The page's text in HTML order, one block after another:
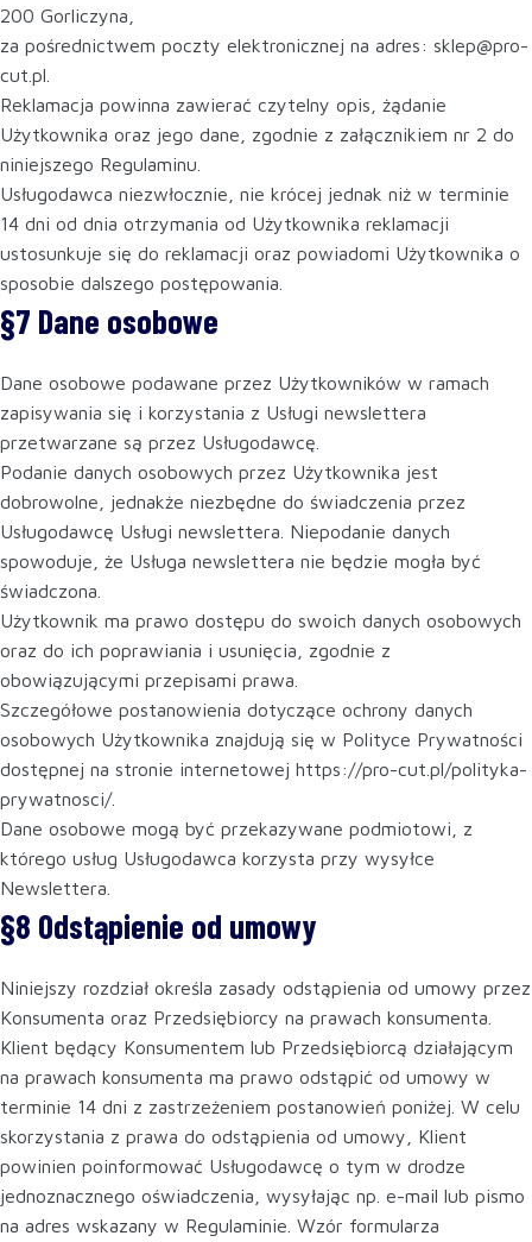
200 Gorliczyna,
za pośrednictwem poczty elektronicznej na adres: sklep@pro-
cut.pl.
Reklamacja powinna zawierać czytelny opis, żądanie
Użytkownika oraz jego dane, zgodnie z załącznikiem nr 2 do
niniejszego Regulaminu.
Usługodawca niezwłocznie, nie krócej jednak niż w terminie
14 dni od dnia otrzymania od Użytkownika reklamacji
ustosunkuje się do reklamacji oraz powiadomi Użytkownika o
sposobie dalszego postępowania.
§7 Dane osobowe
Dane osobowe podawane przez Użytkowników w ramach
zapisywania się i korzystania z Usługi newslettera
przetwarzane są przez Usługodawcę.
Podanie danych osobowych przez Użytkownika jest
dobrowolne, jednakże niezbędne do świadczenia przez
Usługodawcę Usługi newslettera. Niepodanie danych
spowoduje, że Usługa newslettera nie będzie mogła być
świadczona.
Użytkownik ma prawo dostępu do swoich danych osobowych
oraz do ich poprawiania i usunięcia, zgodnie z
obowiązującymi przepisami prawa.
Szczegółowe postanowienia dotyczące ochrony danych
osobowych Użytkownika znajdują się w Polityce Prywatności
dostępnej na stronie internetowej https://pro-cut.pl/polityka-
prywatnosci/.
Dane osobowe mogą być przekazywane podmiotowi, z
którego usług Usługodawca korzysta przy wysyłce
Newslettera.
§8 Odstąpienie od umowy
Niniejszy rozdział określa zasady odstąpienia od umowy przez
Konsumenta oraz Przedsiębiorcy na prawach konsumenta.
Klient będący Konsumentem lub Przedsiębiorcą działającym
na prawach konsumenta ma prawo odstąpić od umowy w
terminie 14 dni z zastrzeżeniem postanowień poniżej. W celu
skorzystania z prawa do odstąpienia od umowy, Klient
powinien poinformować Usługodawcę o tym w drodze
jednoznacznego oświadczenia, wysyłając np. e-mail lub pismo
na adres wskazany w Regulaminie. Wzór formularza